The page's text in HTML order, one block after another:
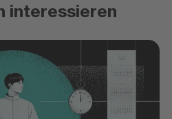
interessieren